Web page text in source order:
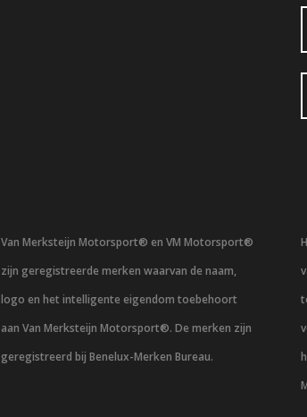
Van Merksteijn Motorsport® en VM Motorsport®
zijn geregistreerde merken waarvan de naam,
logo en het intelligente eigendom toebehoort
aan Van Merksteijn Motorsport®. De merken zijn
geregistreerd bij Benelux-Merken Bureau.